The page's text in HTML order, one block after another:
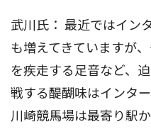
武川氏： 最近ではイン
も増えてきていますが
を疾走する足音など、
戦する醍醐味はインタ
川崎競馬場は最寄り駅